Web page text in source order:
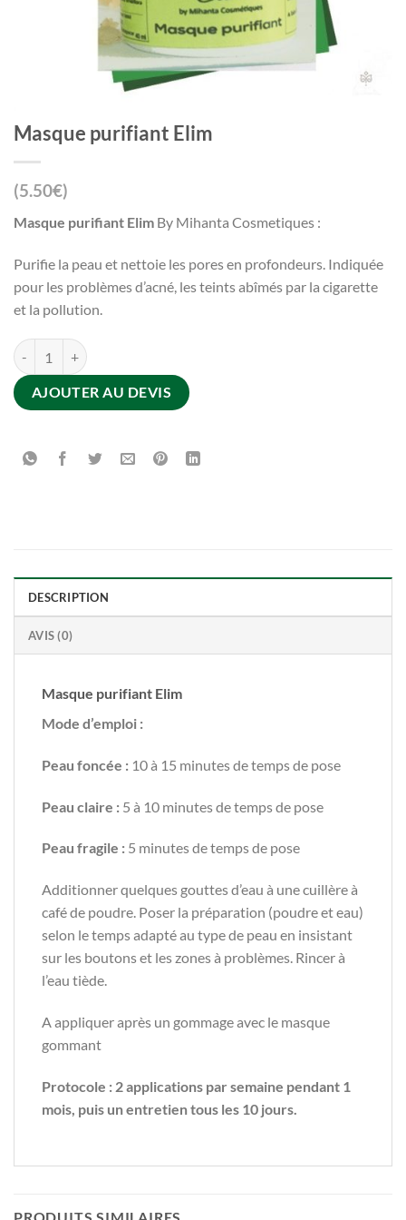
Masque purifiant Elim
(5.50€)
Masque purifiant Elim By Mihanta Cosmetiques :
Purifie la peau et nettoie les pores en profondeurs. Indiquée
pour les problèmes d’acné, les teints abîmés par la cigarette
et la pollution.
quantité de Masque purifiant Elim
AJOUTER AU DEVIS
DESCRIPTION
AVIS (0)
Masque purifiant Elim
Mode d’emploi :
Peau foncée : 10 à 15 minutes de temps de pose
Peau claire : 5 à 10 minutes de temps de pose
Peau fragile : 5 minutes de temps de pose
Additionner quelques gouttes d’eau à une cuillère à
café de poudre. Poser la préparation (poudre et eau)
selon le temps adapté au type de peau en insistant
sur les boutons et les zones à problèmes. Rincer à
l’eau tiède.
A appliquer après un gommage avec le masque
gommant
Protocole : 2 applications par semaine pendant 1
mois, puis un entretien tous les 10 jours.